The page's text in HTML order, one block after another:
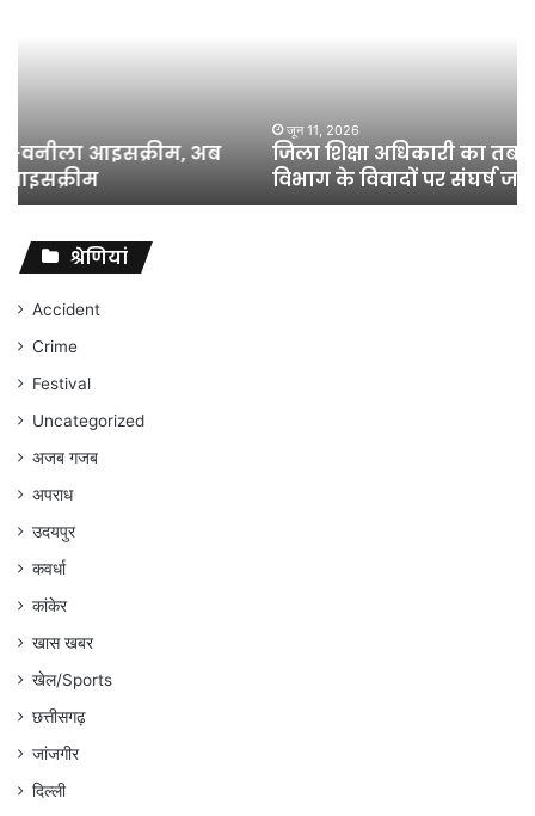
विभाग
के
विवादों
संघर्ष
जारी
रहेगा
अंकित
गौरहा
जिला शिक्षा अधिकारी का तबादला हुआ, लेकिन शिक्षा
विभाग के विवादों पर संघर्ष जारी रहेगा : अंकित गौरहा
श्रेणियां
Accident
Crime
Festival
Uncategorized
अजब गजब
अपराध
उदयपुर
कवर्धा
कांकेर
खास खबर
खेल/Sports
छत्तीसगढ़
जांजगीर
दिल्ली